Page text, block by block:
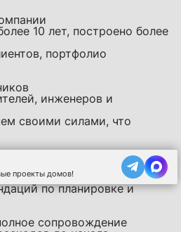
10 лет, построено более
портфолио
инженеров и
своими силами, что
на участок
фундамента,
по планировке и
сопровождение
проекты домов!